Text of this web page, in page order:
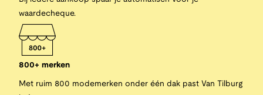
waardecheque.
800+ merken
Met ruim 800 modemerken onder één dak past Van Tilburg